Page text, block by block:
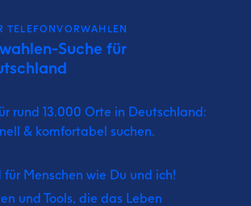
TELEFONVORWAHLEN
Suche für
rund 13.000 Orte in Deutschland:
& komfortabel suchen.
für Menschen wie Du und ich!
und Tools, die das Leben